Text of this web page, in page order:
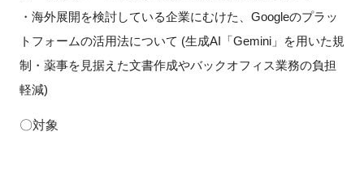
・海外展開を検討している企業にむけた、Googleのプラッ
トフォームの活用法について (生成AI「Gemini」を用いた規
制・薬事を見据えた文書作成やバックオフィス業務の負担
軽減)
〇対象